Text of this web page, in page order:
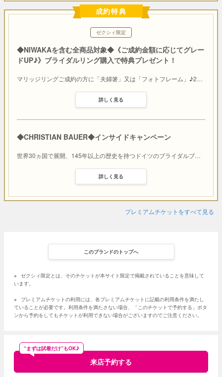
成約特典
ゼクシィ限定
◆NIWAKAを含む全商品対象◆《ご成約金額に応じてグレー
ドUP♪》ブライダルリング購入で特典プレゼント！
マリッジリングご成約の方に「夫婦箸」又は「フォトフレーム」♪2…
詳しく見る
◆CHRISTIAN BAUER◆インサイドキャンペーン
世界30ヵ国で展開、145年以上の歴史を持つドイツのブライダルブ…
詳しく見る
プレミアムチケットをすべて見る
このブランドのトップへ
※ ゼクシィ限定とは、そのチケットが本サイト限定で掲載されていることを意味して
います。
※
プレミアムチケットの利用には、各プレミアムチケットに記載の利用条件を満たし
ていることが必要です。利用条件を満たさない場合、「このチケットで予約する」ボタ
ンから予約をしてもチケットが利用できない場合がございますのでご注意ください。
来店予約する
“まずは試着だけ”もOK♪